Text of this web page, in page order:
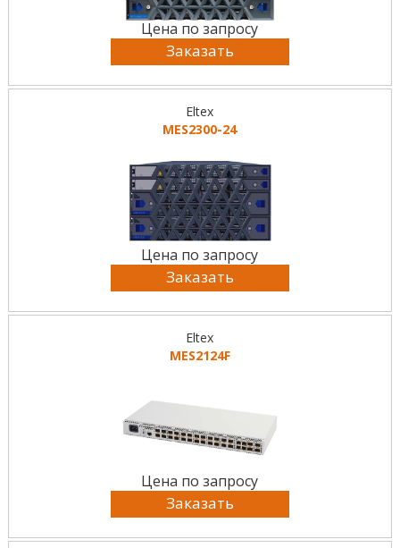
Цена по запросу
Заказать
Eltex
MES2300-24
Цена по запросу
Заказать
Eltex
MES2124F
Цена по запросу
Заказать